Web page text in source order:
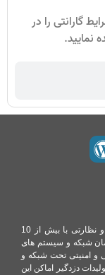
گارانتی را در
نمایید.
شرکت بنیس پلاس تولید کننده سیستم های حفاظتی و نظارتی با بیش از 10
شبکه و سیستم های
و امنیتی تحت شبکه و
دزدگیر اماکن این